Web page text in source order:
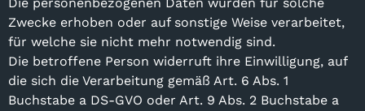
Zwecke erhoben oder auf sonstige Weise verarbeitet,
für welche sie nicht mehr notwendig sind.
Die betroffene Person widerruft ihre Einwilligung, auf
die sich die Verarbeitung gemäß Art. 6 Abs. 1
Buchstabe a DS-GVO oder Art. 9 Abs. 2 Buchstabe a